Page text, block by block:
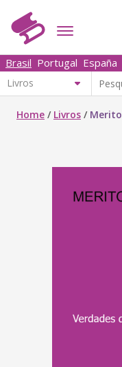
Brasil Portugal España
Home / Livros /